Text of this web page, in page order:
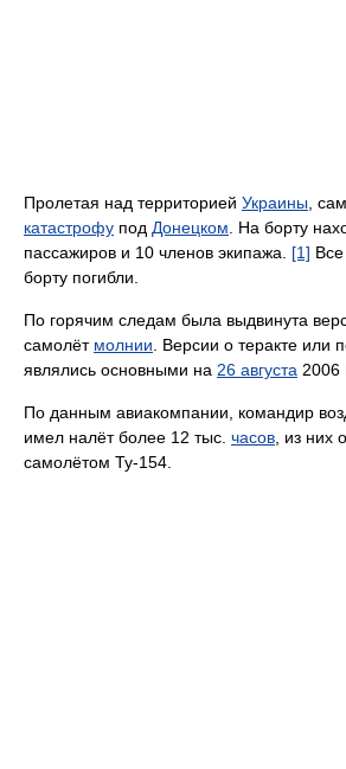
Пролетая над территорией Украины ,
катастрофу под Донецком . На борту
пассажиров и 10 членов экипажа. [1]
борту погибли.
По горячим следам была выдвинута
самолёт молнии . Версии о теракте или
являлись основными на 26 августа 2006
По данным авиакомпании, командир
имел налёт более 12 тыс. часов , из
самолётом Ту-154.